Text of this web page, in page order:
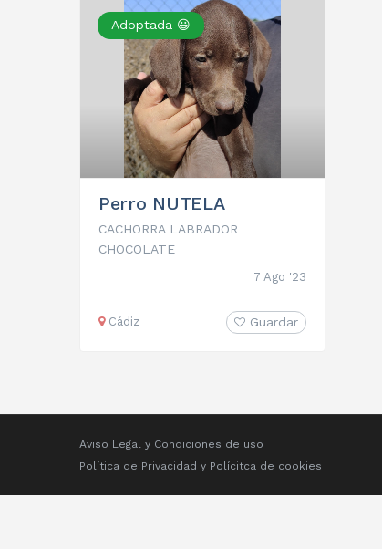
Adoptada 😃
Perro NUTELA
CACHORRA LABRADOR
CHOCOLATE
7 Ago '23
Cádiz Guardar
Aviso Legal y Condiciones de uso
Política de Privacidad y Polícitca de cookies